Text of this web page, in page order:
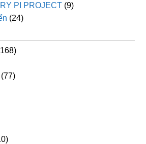
PI PROJECT (9)
(24)
(77)